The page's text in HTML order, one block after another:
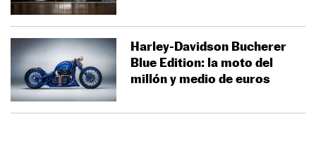
Harley-Davidson Bucherer
Blue Edition: la moto del
millón y medio de euros